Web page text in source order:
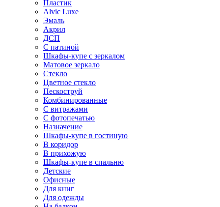
Пластик
Alvic Luxe
Эмаль
Акрил
ДСП
С патиной
Шкафы-купе с зеркалом
Матовое зеркало
Стекло
Цветное стекло
Пескоструй
Комбинированные
С витражами
С фотопечатью
Назначение
Шкафы-купе в гостиную
В коридор
В прихожую
Шкафы-купе в спальню
Детские
Офисные
Для книг
Для одежды